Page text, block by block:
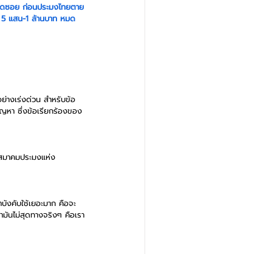
ซอย ก่อนประมงไทยตาย
แสน-1 ล้านบาท หมด
างเร่งด่วน สำหรับข้อ
ญหา ซึ่งข้อเรียกร้องของ
าคมประมงแห่ง
คับใช้เยอะมาก คือจะ
มันไม่สุดทางจริงๆ คือเรา